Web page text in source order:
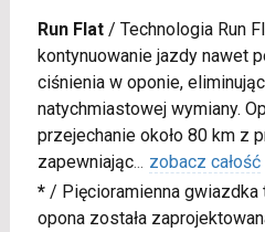
Run Flat/ Technologia Run
kontynuowanie jazdy nawet
ciśnienia w oponie,
natychmiastowej wymiany.
przejechanie około 80 km z
zapewniając... zobacz całość
*/ Pięcioramienna
opona została